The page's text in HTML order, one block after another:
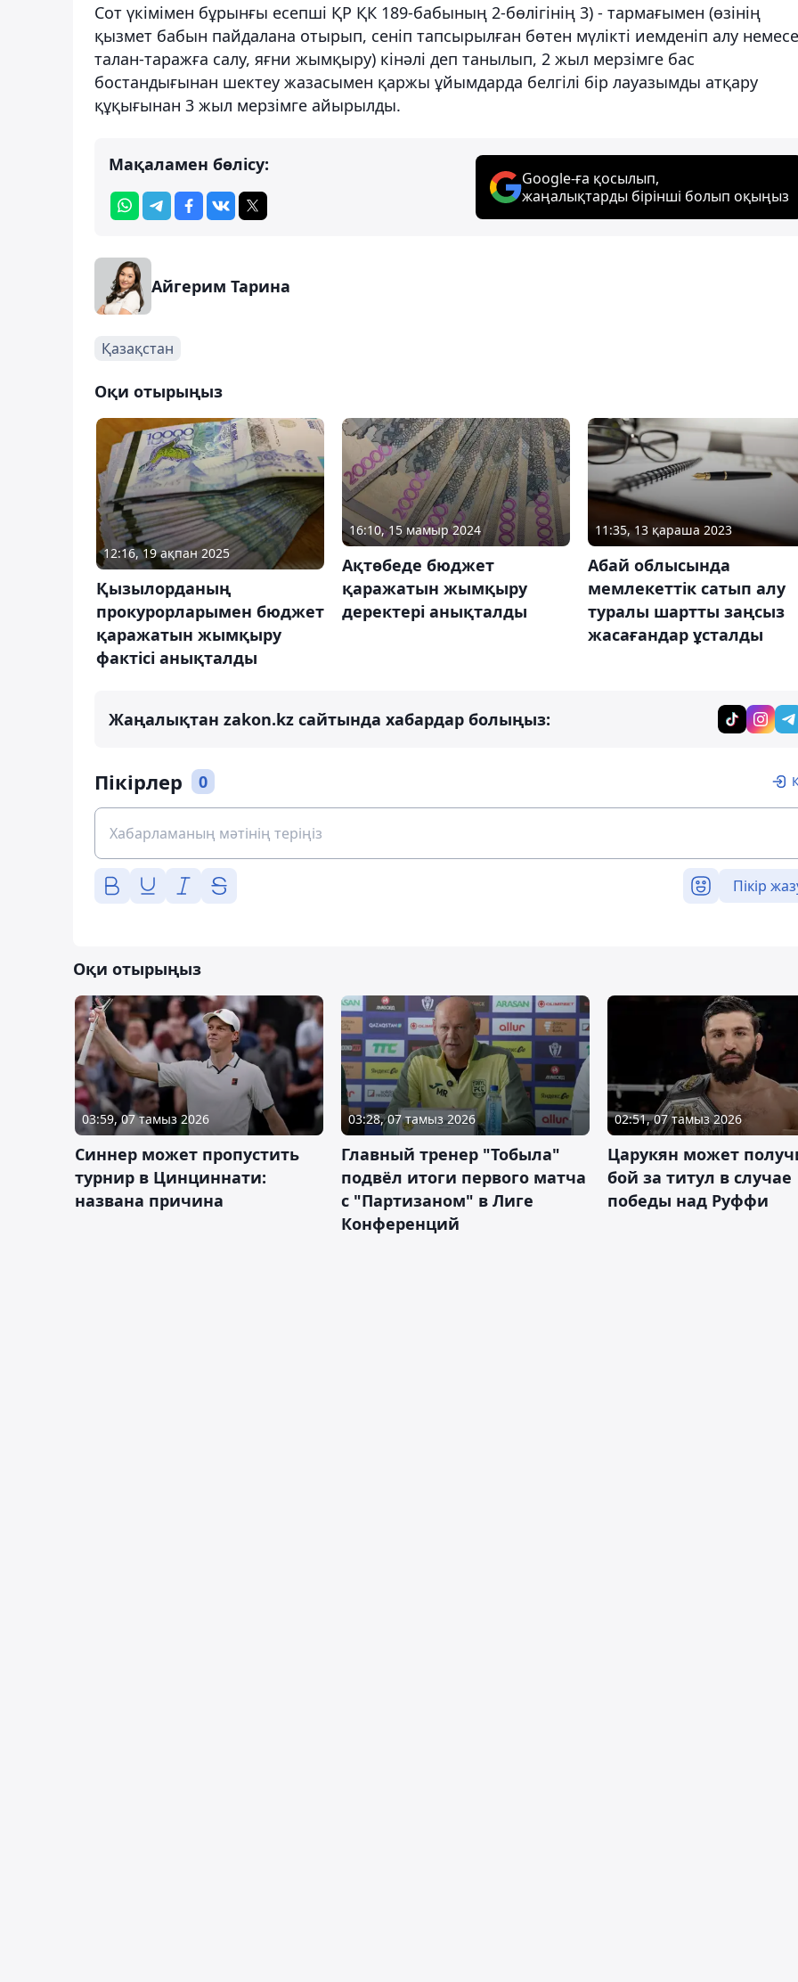
Сот үкімімен бұрынғы есепші ҚР ҚК 189-бабының 2-бөлігінің 3) - тармағымен (өзінің
қызмет бабын пайдалана отырып, сенiп тапсырылған бөтен мүлiктi иемденiп алу немесе
талан-таражға салу, яғни жымқыру) кінәлі деп танылып, 2 жыл мерзімге бас
бостандығынан шектеу жазасымен қаржы ұйымдарда белгілі бір лауазымды атқару
құқығынан 3 жыл мерзімге айырылды.
Мақаламен бөлісу:
Google-ға қосылып,
жаңалықтарды бірінші болып оқыңыз
Айгерим Тарина
Қазақстан
Оқи отырыңыз
12:16, 19 ақпан 2025
Қызылорданың
прокурорларымен бюджет
қаражатын жымқыру
фактісі анықталды
16:10, 15 мамыр 2024
Ақтөбеде бюджет
қаражатын жымқыру
деректері анықталды
11:35, 13 қараша 2023
Абай облысында
мемлекеттік сатып алу
туралы шартты заңсыз
жасағандар ұсталды
Жаңалықтан zakon.kz сайтында хабардар болыңыз:
Пікірлер 0
Пікір
Оқи отырыңыз
03:59, 07 тамыз 2026
Синнер может пропустить
турнир в Цинциннати:
названа причина
03:28, 07 тамыз 2026
Главный тренер "Тобыла"
подвёл итоги первого матча
с "Партизаном" в Лиге
Конференций
02:51, 07 тамыз 2026
Царукян может
бой за титул в случае
победы над Руффи